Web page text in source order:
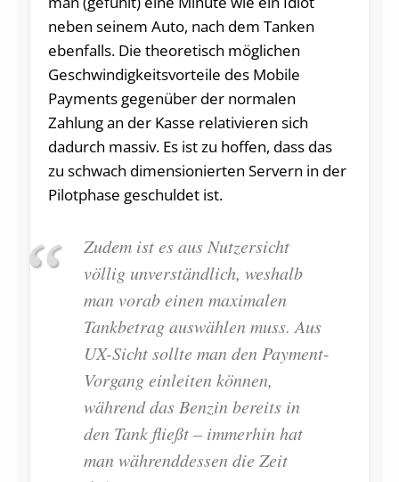
neben seinem Auto, nach dem Tanken
ebenfalls. Die theoretisch möglichen
Geschwindigkeitsvorteile des Mobile
Payments gegenüber der normalen
Zahlung an der Kasse relativieren sich
dadurch massiv. Es ist zu hoffen, dass das
zu schwach dimensionierten Servern in der
Pilotphase geschuldet ist.
Zudem ist es aus Nutzersicht
völlig unverständlich, weshalb
man vorab einen maximalen
Tankbetrag auswählen muss. Aus
UX-Sicht sollte man den Payment-
Vorgang einleiten können,
während das Benzin bereits in
den Tank fließt – immerhin hat
man währenddessen die Zeit